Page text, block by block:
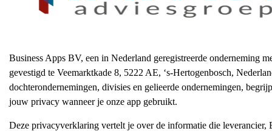
Business Apps BV, een in Nederland geregistreerde onderneming
gevestigd te Veemarktkade 8, 5222 AE, ‘s-Hertogenbosch,
dochterondernemingen, divisies en gelieerde ondernemingen,
jouw privacy wanneer je onze app gebruikt.
Deze privacyverklaring vertelt je over de informatie die leverancier,